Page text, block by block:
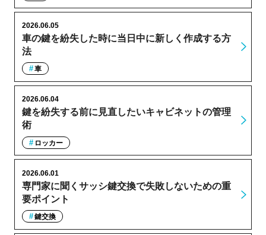
車の鍵を紛失した時に当日中に新しく作成する方
法
2026.06.05
車
鍵を紛失する前に見直したいキャビネットの管理
術
2026.06.04
ロッカー
専門家に聞くサッシ鍵交換で失敗しないための重
要ポイント
2026.06.01
鍵交換